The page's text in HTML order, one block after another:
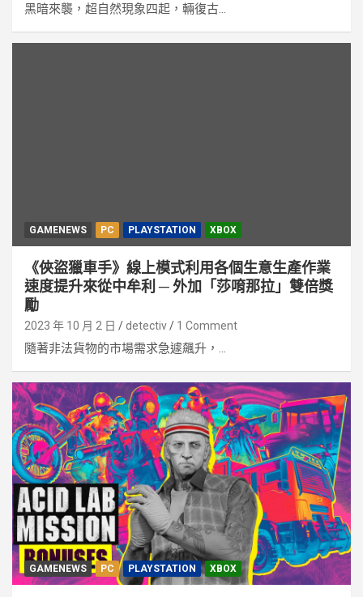
黑暗來襲，超自然現象四起，輛復古...
GAMENEWS PC PLAYSTATION XBOX
《俠盜獵車手》線上模式利用各個生意生產作業
速度提升來從中牟利 ─ 外加「莎唷那拉」雙倍獎
勵
2023 年 10 月 2 日 detectiv 1 Comment
隨著非法貨物的市場需求急遽飆升，...
GAMENEWS PC PLAYSTATION XBOX